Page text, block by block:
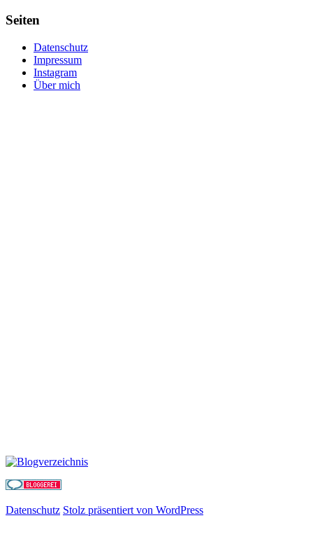
Seiten
Datenschutz
Impressum
Instagram
Über mich
Datenschutz Stolz präsentiert von WordPress